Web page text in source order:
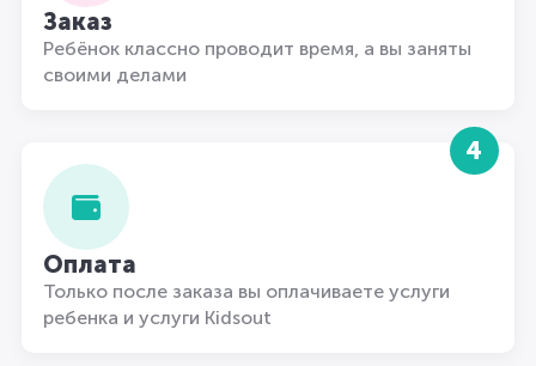
Заказ
Ребёнок классно проводит время, а вы заняты
своими делами
4
Оплата
Только после заказа вы оплачиваете услуги
ребенка и услуги Kidsout